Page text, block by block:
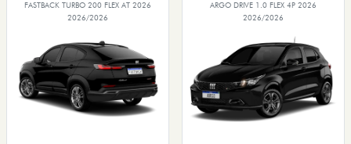
FASTBACK TURBO 200 FLEX AT 2026
2026/2026
ARGO DRIVE 1.0 FLEX 4P 2026
2026/2026